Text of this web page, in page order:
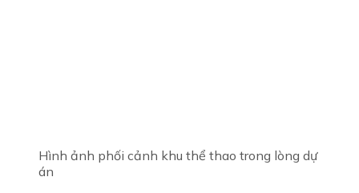
Hình ảnh phối cảnh khu thể thao trong lòng dự
án